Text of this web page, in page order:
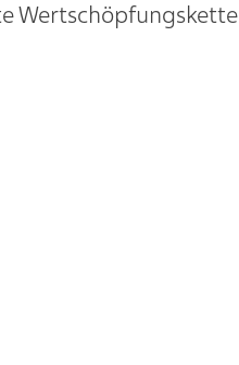
Wertschöpfungskette